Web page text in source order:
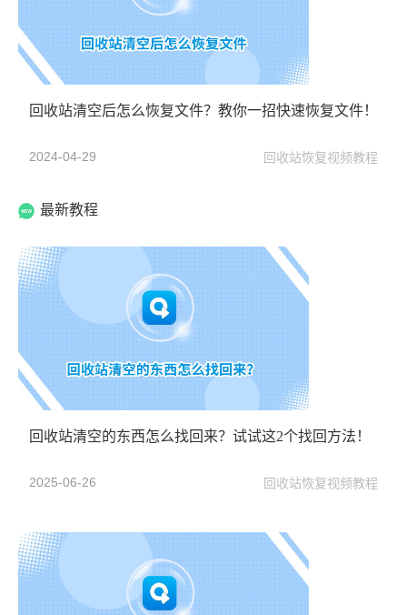
回收站清空后怎么恢复文件？教你一招快速恢复文件！
2024-04-29 回收站恢复视频教程
最新教程
回收站清空的东西怎么找回来？试试这2个找回方法！
2025-06-26 回收站恢复视频教程